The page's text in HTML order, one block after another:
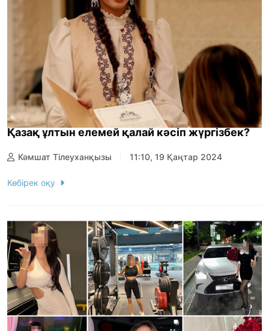
Қазақ ұлтын елемей қалай кәсіп жүргізбек?
Кәмшат Тілеуханқызы 11:10, 19 Қаңтар 2024
Көбірек оқу